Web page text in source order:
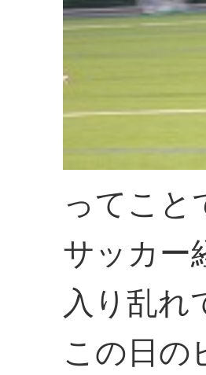
ってこと
サッカー
入り乱れ
この日の